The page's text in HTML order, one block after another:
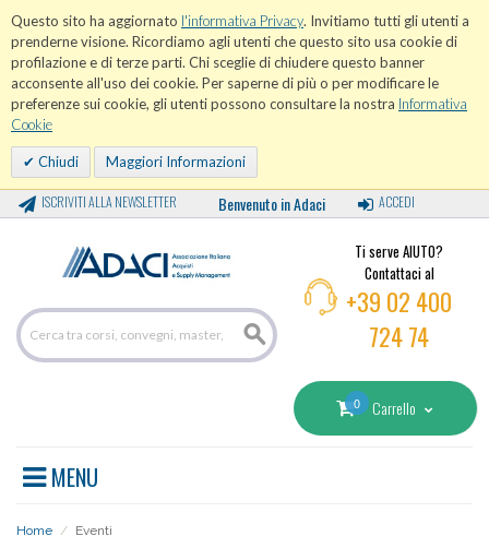
Questo sito ha aggiornato l'informativa Privacy. Invitiamo tutti gli utenti a
prenderne visione. Ricordiamo agli utenti che questo sito usa cookie di
profilazione e di terze parti. Chi sceglie di chiudere questo banner
acconsente all'uso dei cookie. Per saperne di più o per modificare le
preferenze sui cookie, gli utenti possono consultare la nostra Informativa
Cookie
Chiudi Maggiori Informazioni
ISCRIVITI ALLA NEWSLETTER Benvenuto in Adaci ACCEDI
Ti serve AIUTO?
Contattaci al
+39 02 400
724 74
0 Carrello
MENU
Home / Eventi